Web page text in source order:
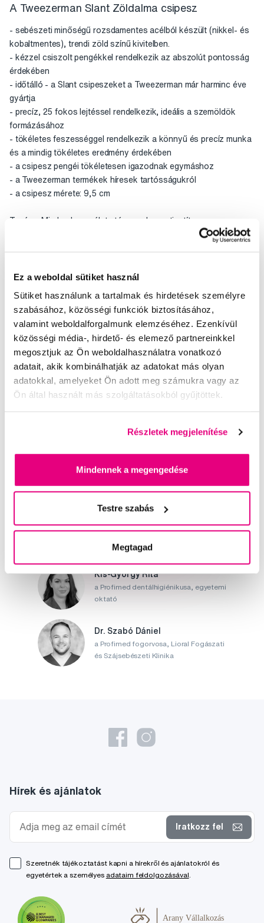
Ez a weboldal sütiket használ
Sütiket használunk a tartalmak és hirdetések személyre
szabásához, közösségi funkciók biztosításához,
valamint weboldalforgalmunk elemzéséhez. Ezenkívül
közösségi média-, hirdető- és elemező partnereinkkel
megosztjuk az Ön weboldalhasználatra vonatkozó
adatait, akik kombinálhatják az adatokat más olyan
adatokkal, amelyeket Ön adott meg számukra vagy az
Ön által használt más szolgáltatásokból gyűjtöttek.
Részletek megjelenítése
Mindennek a megengedése
Testre szabás
Megtagad
A Tweezerman Slant Zöldalma csipesz
- sebészeti minőségű rozsdamentes acélból készült (nikkel- és
kobaltmentes), trendi zöld színű kivitelben.
- kézzel csiszolt pengékkel rendelkezik az abszolút pontosság
érdekében
- időtálló - a Slant csipeszeket a Tweezerman már harminc éve
gyártja
- precíz, 25 fokos lejtéssel rendelkezik, ideális a szemöldök
formázásához
- tökéletes feszességgel rendelkezik a könnyű és precíz munka
és a mindig tökéletes eredmény érdekében
- a csipesz pengéi tökéletesen igazodnak egymáshoz
- a Tweezerman termékek híresek tartósságukról
- a csipesz mérete: 9,5 cm
Tanács: Minden használat után gondosan tisztítsa meg a
hírességek és modellek profi sminkesei választják, megerősíti,
Tweezerman volt az, aki először vezette be a színes nyéllel
ellátott csipeszt. Bár ma már sok színes csipesz van a piacon, a
Slant teljesen összetéveszthetetlen az egyedi kivitelezésnek
köszönhetően.
Értékelés
Segítünk
Kis-György Rita
a Profimed dentálhigiénikusa, egyetemi
oktató
Dr. Szabó Dániel
a Profimed fogorvosa, Lioral Fogászati
és Szájsebészeti Klinika
Hírek és ajánlatok
Iratkozz fel
Szeretnék tájékoztatást kapni a hírekről és ajánlatokról és
egyetértek a személyes adataim feldolgozásával